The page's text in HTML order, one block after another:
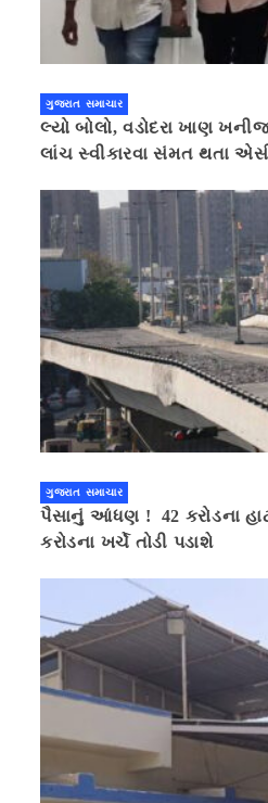
ગુજરાત સમાચાર
લ્યો બોલો, વડોદરા ખાણ
લાંચ સ્વીકારવા સંમત થતા
ગુજરાત સમાચાર
પૈસાનું આંધણ ! 42 કરોડના
કરોડના ખર્ચે તોડી પડાશે